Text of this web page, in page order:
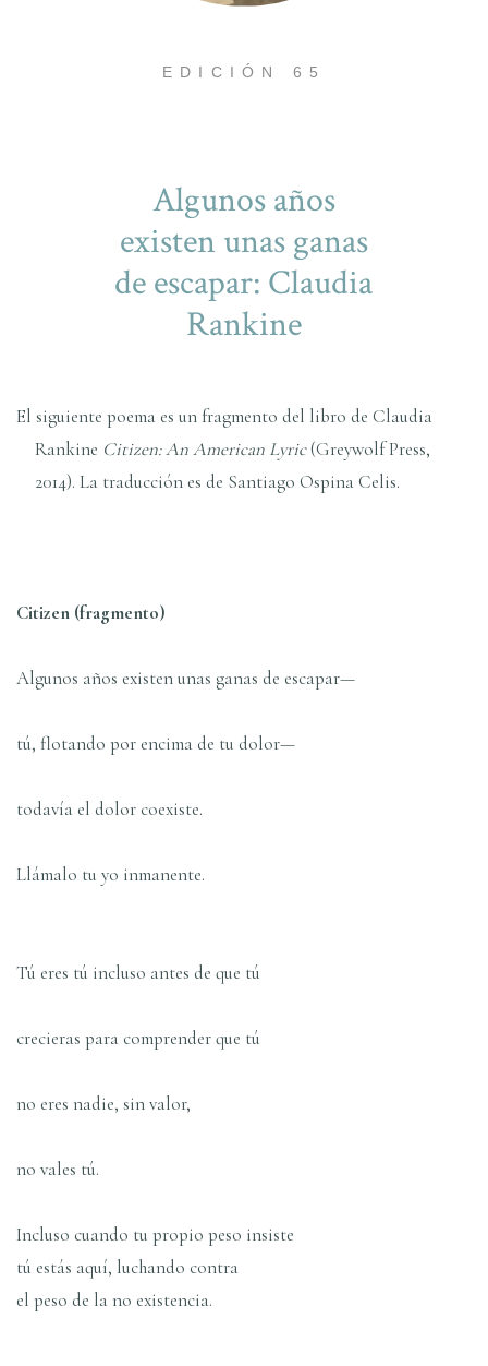
EDICIÓN 65
Algunos años
existen unas ganas
de escapar: Claudia
Rankine
El siguiente poema es un fragmento del libro de Claudia
Rankine Citizen: An American Lyric(Greywolf Press,
2014). La traducción es de Santiago Ospina Celis.
Citizen (fragmento)
Algunos años existen unas ganas de escapar—
tú, flotando por encima de tu dolor—
todavía el dolor coexiste.
Llámalo tu yo inmanente.
Tú eres tú incluso antes de que tú
crecieras para comprender que tú
no eres nadie, sin valor,
no vales tú.
Incluso cuando tu propio peso insiste
tú estás aquí, luchando contra
el peso de la no existencia.